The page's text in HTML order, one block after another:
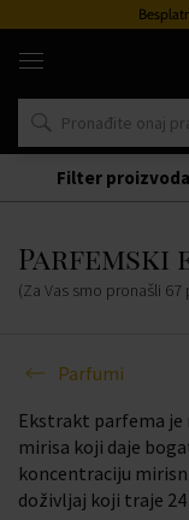
Parfumi
(Za Vas smo pronašli 67
Parfumi
Filter proizvoda
Ekstrakt parfema
mirisa koji daje
koncentraciju
doživljaj koji traje